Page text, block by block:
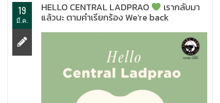
19
มี.ค.
HELLO CENTRAL LADPRAO เรากลับมา
แล้วนะ ตามคำเรียกร้อง We’re back